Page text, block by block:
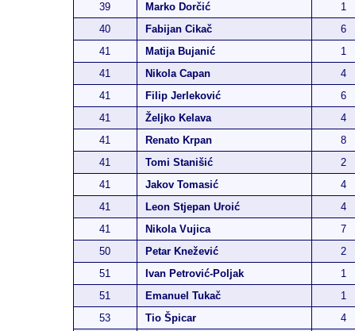
39
Marko Dorčić 1
40
Fabijan Cikač 6
41
Matija Bujanić 1
41
Nikola Capan 4
41
Filip Jerleković 6
41
Željko Kelava 4
41
Renato Krpan 8
41
Tomi Stanišić 2
41
Jakov Tomasić 4
41
Leon Stjepan Uroić 4
41
Nikola Vujica 7
50
Petar Knežević 2
51
Ivan Petrović-Poljak 1
51
Emanuel Tukač 1
53
Tio Špicar 4